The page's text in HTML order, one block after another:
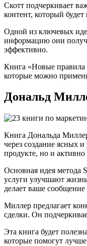
Скотт подчеркивает
контент, который
Одной из ключевых
информацию они
эффективно.
Книга «Новые правила
которые можно
Дональд
Книга Дональда
через создание ясных
продукте, но и
Основная идея метода
услуги улучшают
делает ваше
Миллер предлагает
сделки. Он
Эта книга будет
которые помогут лучше